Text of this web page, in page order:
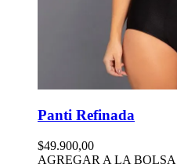
Panti Refinada
$49.900,00
AGREGAR A LA BOLSA